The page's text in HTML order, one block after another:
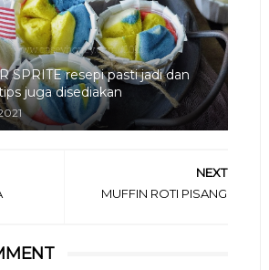
SPRITE resepi pasti jadi dan
juga disediakan
NEXT
MUFFIN ROTI PISANG